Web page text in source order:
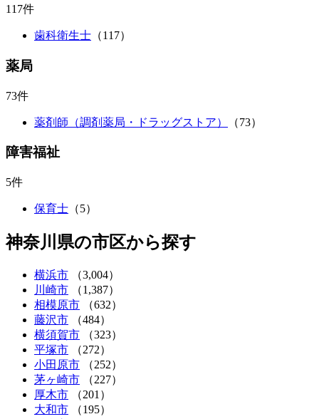
117件
歯科衛生士 （117）
薬局
73件
薬剤師（調剤薬局・ドラッグストア） （73）
障害福祉
5件
保育士 （5）
神奈川県の市区から探す
横浜市
（3,004）
川崎市
（1,387）
相模原市
（632）
藤沢市
（484）
横須賀市
（323）
平塚市
（272）
小田原市
（252）
茅ヶ崎市
（227）
厚木市
（201）
大和市
（195）